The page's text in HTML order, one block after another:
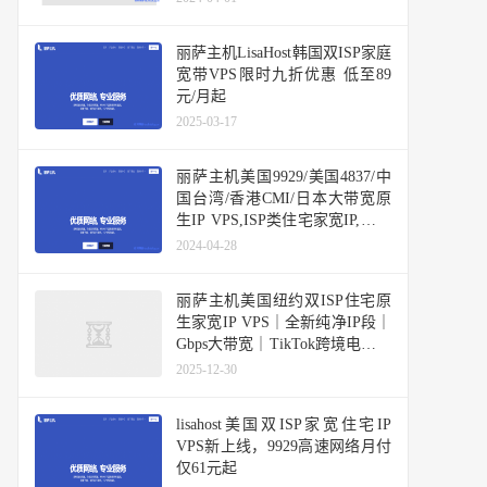
丽萨主机LisaHost韩国双ISP家庭
宽带VPS限时九折优惠 低至89
元/月起
2025-03-17
丽萨主机美国9929/美国4837/中
国台湾/香港CMI/日本大带宽原
生IP VPS,ISP类住宅家宽IP,原生
IP解锁TikTok数据好
2024-04-28
丽萨主机美国纽约双ISP住宅原
生家宽IP VPS｜全新纯净IP段｜
Gbps大带宽｜TikTok跨境电商首
选
2025-12-30
lisahost美国双ISP家宽住宅IP
VPS新上线，9929高速网络月付
仅61元起